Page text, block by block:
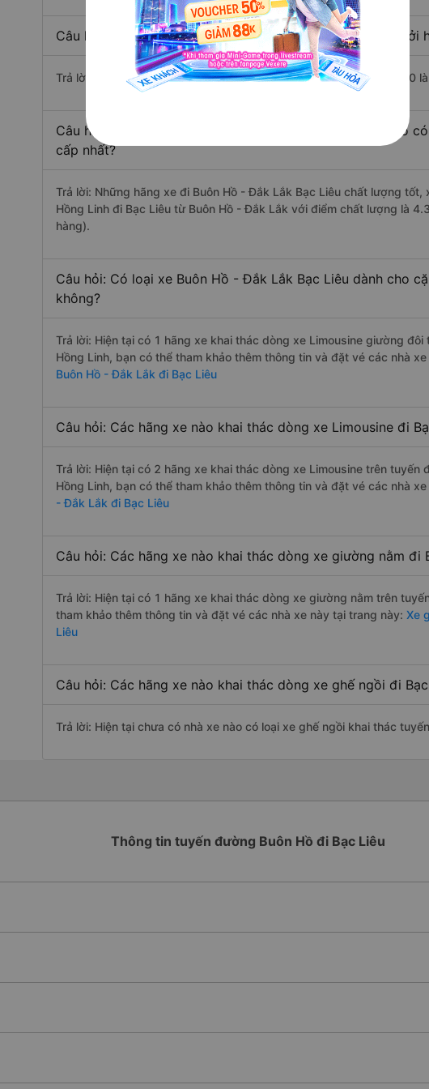
Câu hỏi: Nhà xe đi Bạc Liêu từ Buôn Hồ - Đắk Lắk nào khởi
Trả lời: Chuyến xe có giờ xuất phát trễ (muộn) nhất là vào lúc 18:00
Câu hỏi: Review xe đi Bạc Liêu từ Buôn Hồ - Đắk Lắk nào
cấp nhất?
Trả lời: Những hãng xe đi Buôn Hồ - Đắk Lắk Bạc Liêu chất lượng
Hồng Linh đi Bạc Liêu từ Buôn Hồ - Đắk Lắk với điểm chất lượng là
hàng).
Câu hỏi: Có loại xe Buôn Hồ - Đắk Lắk Bạc Liêu dành cho
không?
Trả lời: Hiện tại có 1 hãng xe khai thác dòng xe Limousine giường
Hồng Linh, bạn có thể tham khảo thêm thông tin và đặt vé các nhà
Buôn Hồ - Đắk Lắk đi Bạc Liêu
Câu hỏi: Các hãng xe nào khai thác dòng xe Limousine đi
Trả lời: Hiện tại có 2 hãng xe khai thác dòng xe Limousine trên tuyến
Hồng Linh, bạn có thể tham khảo thêm thông tin và đặt vé các nhà
- Đắk Lắk đi Bạc Liêu
Câu hỏi: Các hãng xe nào khai thác dòng xe giường nằm đi
Trả lời: Hiện tại có 1 hãng xe khai thác dòng xe giường nằm trên
tham khảo thêm thông tin và đặt vé các nhà xe này tại trang này: Xe
Liêu
Câu hỏi: Các hãng xe nào khai thác dòng xe ghế ngồi đi
Trả lời: Hiện tại chưa có nhà xe nào có loại xe ghế ngồi khai thác
Thông tin tuyến đường Buôn Hồ đi Bạc Liêu